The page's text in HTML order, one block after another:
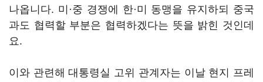
나옵니다. 미·중 경쟁에 한·미 동맹을 유지하되 중국
과도 협력할 부분은 협력하겠다는 뜻을 밝힌 것인데
요.
이와 관련해 대통령실 고위 관계자는 이날 현지 프레